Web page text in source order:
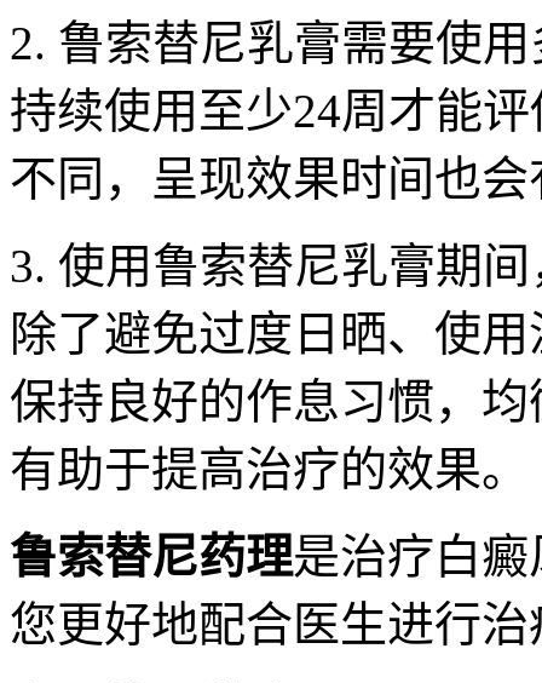
2. 鲁索替尼乳膏需要使
持续使用至少24周才能
不同，呈现效果时间也
3. 使用鲁索替尼乳膏期
除了避免过度日晒、使
保持良好的作息习惯，
有助于提高治疗的效果。
鲁索替尼药理是治疗白
您更好地配合医生进行治